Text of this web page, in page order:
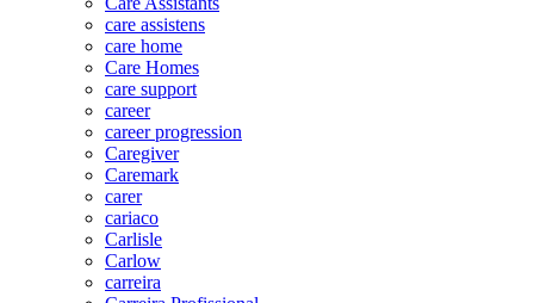
care assistens
care home
Care Homes
care support
career
career progression
Caregiver
Caremark
carer
cariaco
Carlisle
Carlow
carreira